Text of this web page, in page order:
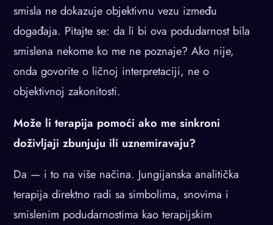
smisla ne dokazuje objektivnu vezu između
događaja. Pitajte se: da li bi ova podudarnost bila
smislena nekome ko me ne poznaje? Ako nije,
onda govorite o ličnoj interpretaciji, ne o
objektivnoj zakonitosti.
Može li terapija pomoći ako me sinkroni
doživljaji zbunjuju ili uznemiravaju?
Da — i to na više načina. Jungijanska analitička
terapija direktno radi sa simbolima, snovima i
smislenim podudarnostima kao terapijskim